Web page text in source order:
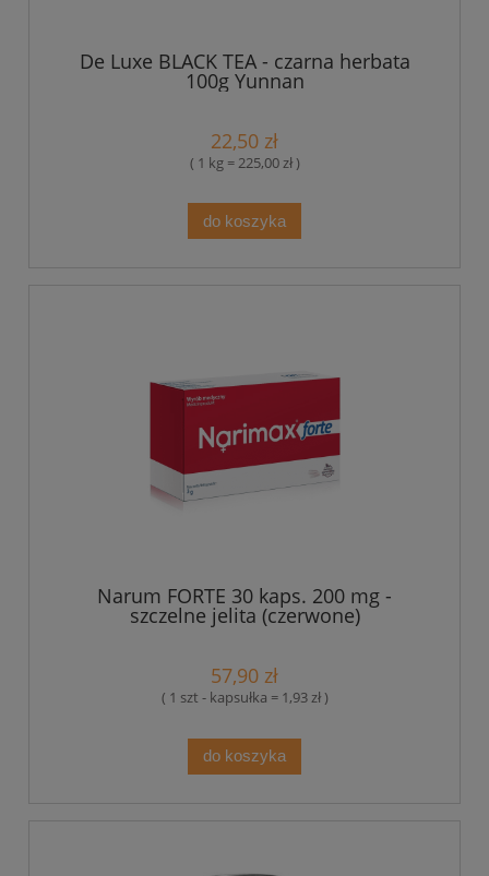
De Luxe BLACK TEA - czarna herbata
100g Yunnan
22,50 zł
( 1 kg = 225,00 zł )
do koszyka
Narum FORTE 30 kaps. 200 mg -
szczelne jelita (czerwone)
57,90 zł
( 1 szt - kapsułka = 1,93 zł )
do koszyka